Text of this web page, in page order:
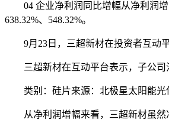
04 企业净利润同比增幅从净利润增
638.32%、548.32%。
9月23日，三超新材在投资者互动平
三超新材在互动平台表示，子公司江
类别：硅片来源：北极星太阳能光伏
从净利润增幅来看，三超新材虽然净